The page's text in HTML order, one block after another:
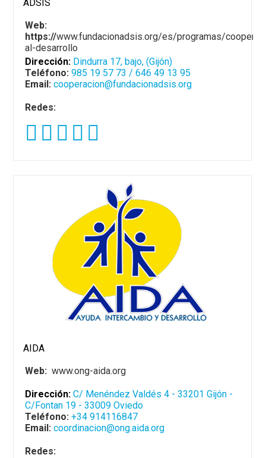
ADSIS
Web:
https://www.fundacionadsis.org/es/programas/
al-desarrollo
Dirección: Dindurra 17, bajo, (Gijón)
Teléfono:985 19 57 73 / 646 49 13 95
Email:cooperacion@fundacionadsis.org
Redes:
AIDA
Web:www.ong-aida.org
Dirección:C/ Menéndez Valdés 4 - 33201 Gijón -
C/Fontan 19 - 33009 Oviedo
Teléfono:+34 914116847
Email:coordinacion@ong.aida.org
Redes: